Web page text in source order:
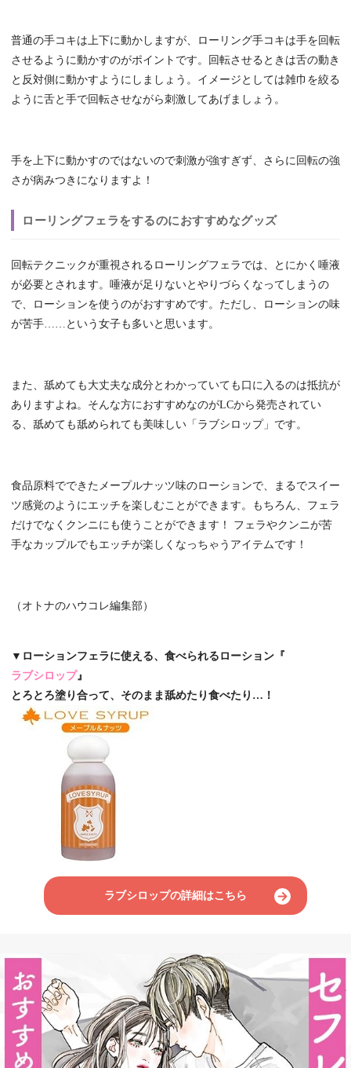
普通の手コキは上下に動かしますが、ローリング手コキは手を回転
させるように動かすのがポイントです。回転させるときは舌の動き
と反対側に動かすようにしましょう。イメージとしては雑巾を絞る
ように舌と手で回転させながら刺激してあげましょう。
手を上下に動かすのではないので刺激が強すぎず、さらに回転の強
さが病みつきになりますよ！
ローリングフェラをするのにおすすめなグッズ
回転テクニックが重視されるローリングフェラでは、とにかく唾液
が必要とされます。唾液が足りないとやりづらくなってしまうの
で、ローションを使うのがおすすめです。ただし、ローションの味
が苦手……という女子も多いと思います。
また、舐めても大丈夫な成分とわかっていても口に入るのは抵抗が
ありますよね。そんな方におすすめなのがLCから発売されてい
る、舐めても舐められても美味しい「ラブシロップ」です。
食品原料でできたメープルナッツ味のローションで、まるでスイー
ツ感覚のようにエッチを楽しむことができます。もちろん、フェラ
だけでなくクンニにも使うことができます！ フェラやクンニが苦
手なカップルでもエッチが楽しくなっちゃうアイテムです！
（オトナのハウコレ編集部）
▼ローションフェラに使える、食べられるローション『
ラブシロップ』
とろとろ塗り合って、そのまま舐めたり食べたり…！
ラブシロップの詳細はこちら